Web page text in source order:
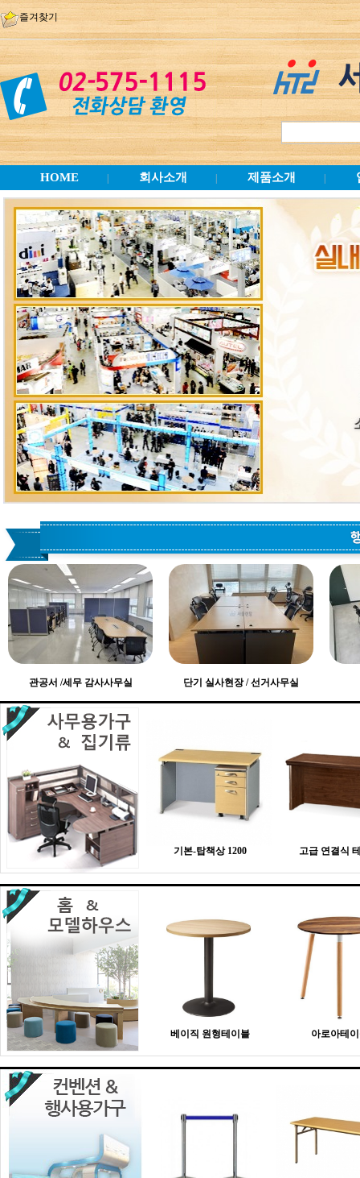
즐겨찾기
HOME 회사소개 제품소개
관공서 /세무 감사사무실 단기 실사현장 / 선거사무실
기본-탑책상 1200 고급 연결식
베이직 원형테이블 아로아테